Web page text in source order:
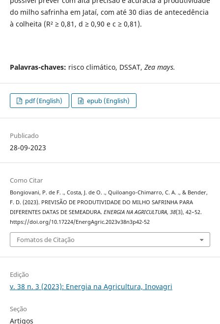
do milho safrinha em Jataí, com até 30 dias de antecedência
à colheita (R² ≥ 0,81, d ≥ 0,90 e c ≥ 0,81).
Palavras-chaves: risco climático, DSSAT, Zea mays.
pdf (English) epub (English)
Publicado
28-09-2023
Como Citar
Bongiovani, P. de F. ., Costa, J. de O. ., Quiloango-Chimarro, C. A. ., & Bender,
F. D. (2023). PREVISÃO DE PRODUTIVIDADE DO MILHO SAFRINHA PARA
DIFERENTES DATAS DE SEMEADURA. ENERGIA NA AGRICULTURA, 38(3), 42–52.
https://doi.org/10.17224/EnergAgric.2023v38n3p42-52
Fomatos de Citação
Edição
v. 38 n. 3 (2023): Energia na Agricultura, Inovagri
Seção
Artigos